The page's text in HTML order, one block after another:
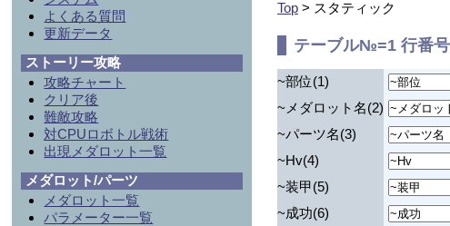
Top > スタティック
テーブル№=1 行番
~部位(1)
~メダロット名(2)
~パーツ名(3)
~Hv(4)
~装甲(5)
~成功(6)
よくある質問
更新データ
ストーリー攻略
攻略チャート
クリア後
難敵攻略
対CPUロボトル戦術
出現メダロット一覧
メダロット/パーツ
メダロット一覧
パラメーター一覧